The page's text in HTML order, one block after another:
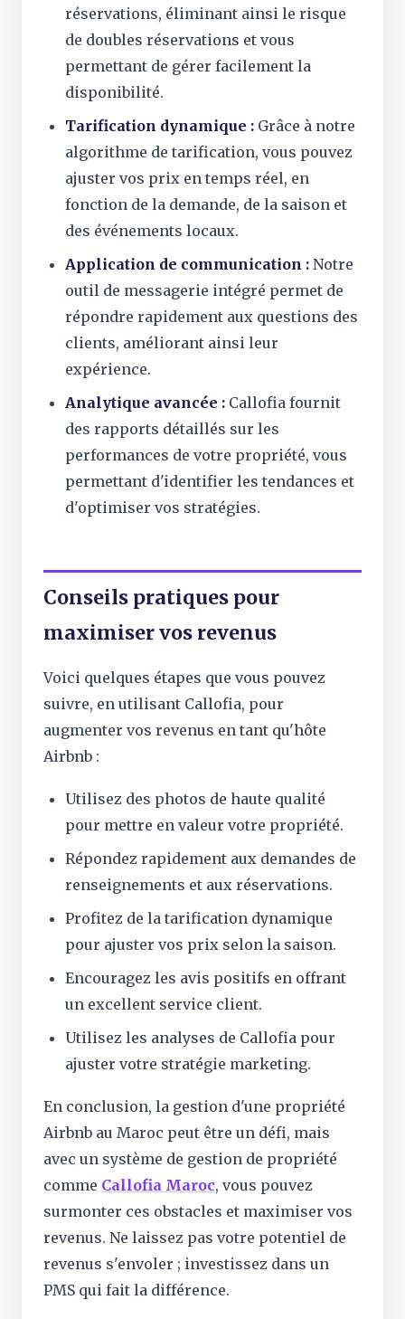
réservations, éliminant ainsi le risque
de doubles réservations et vous
permettant de gérer facilement la
disponibilité.
Tarification dynamique : Grâce à notre
algorithme de tarification, vous pouvez
ajuster vos prix en temps réel, en
fonction de la demande, de la saison et
des événements locaux.
Application de communication : Notre
outil de messagerie intégré permet de
répondre rapidement aux questions des
clients, améliorant ainsi leur
expérience.
Analytique avancée : Callofia fournit
des rapports détaillés sur les
performances de votre propriété, vous
permettant d'identifier les tendances et
d'optimiser vos stratégies.
Conseils pratiques pour
maximiser vos revenus
Voici quelques étapes que vous pouvez
suivre, en utilisant Callofia, pour
augmenter vos revenus en tant qu'hôte
Airbnb :
Utilisez des photos de haute qualité
pour mettre en valeur votre propriété.
Répondez rapidement aux demandes de
renseignements et aux réservations.
Profitez de la tarification dynamique
pour ajuster vos prix selon la saison.
Encouragez les avis positifs en offrant
un excellent service client.
Utilisez les analyses de Callofia pour
ajuster votre stratégie marketing.
En conclusion, la gestion d'une propriété
Airbnb au Maroc peut être un défi, mais
avec un système de gestion de propriété
comme Callofia Maroc, vous pouvez
surmonter ces obstacles et maximiser vos
revenus. Ne laissez pas votre potentiel de
revenus s'envoler ; investissez dans un
PMS qui fait la différence.